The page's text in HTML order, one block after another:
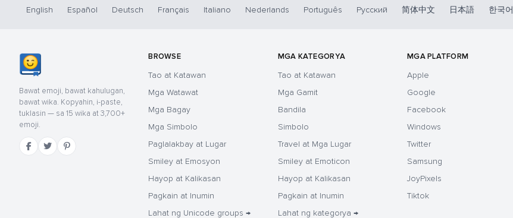
English Español Deutsch Français Italiano Nederlands Português Русский 简体中文 日本語 한국어
Bawat emoji, bawat kahulugan,
bawat wika. Kopyahin, i-paste,
tuklasin — sa 15 wika at 3,700+
emoji.
BROWSE
Tao at Katawan
Mga Watawat
Mga Bagay
Mga Simbolo
Paglalakbay at Lugar
Smiley at Emosyon
Hayop at Kalikasan
Pagkain at Inumin
Lahat ng Unicode groups →
MGA KATEGORYA
Tao at Katawan
Mga Gamit
Bandila
Simbolo
Travel at Mga Lugar
Smiley at Emoticon
Hayop at Kalikasan
Pagkain at Inumin
Lahat ng kategorya →
MGA PLATFORM
Apple
Google
Facebook
Windows
Twitter
Samsung
JoyPixels
Tiktok